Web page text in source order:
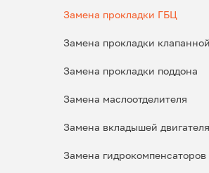
Замена прокладки ГБЦ
Замена прокладки
Замена прокладки поддона
Замена маслоотделителя
Замена вкладышей двигателя
Замена гидрокомпенсаторов